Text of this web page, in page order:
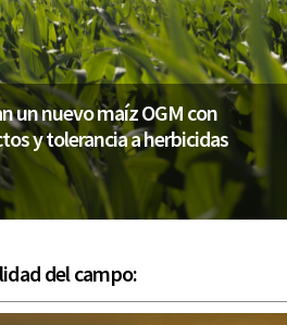
un nuevo maíz OGM con
y tolerancia a herbicidas
del campo: